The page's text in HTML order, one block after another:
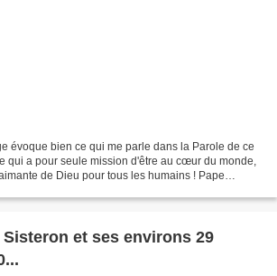
évoque bien ce qui me parle dans la Parole de ce
qui a pour seule mission d'être au cœur du monde,
de Dieu pour tous les humains ! Pape
et ses environs 29